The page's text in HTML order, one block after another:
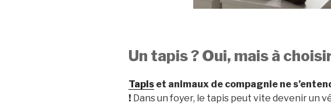
Un tapis ? Oui, mais à
Tapis et animaux de compagnie ne
! Dans un foyer, le tapis peut vite devenir un